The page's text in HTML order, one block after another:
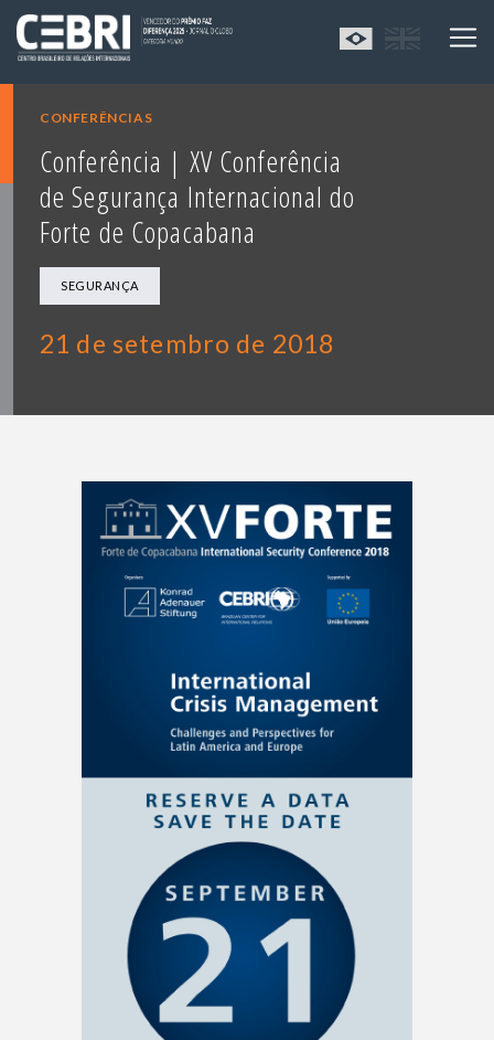
CONFERÊNCIAS
Conferência | XV Conferência
de Segurança Internacional do
Forte de Copacabana
SEGURANÇA
21 de setembro de 2018